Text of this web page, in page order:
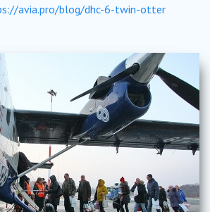
avia.pro/blog/dhc-6-twin-otter